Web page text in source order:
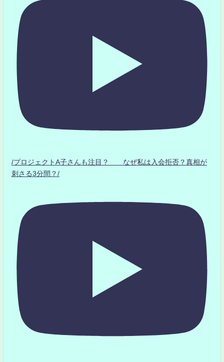
/プロジェクトA子さんも注目？ なぜ私は入会拒否？真相が
刺さる3分間？/